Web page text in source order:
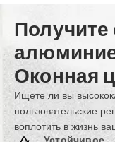
Оконная
Ищете ли вы
пользовательские
воплотить в жизнь
Устойчивое
качество